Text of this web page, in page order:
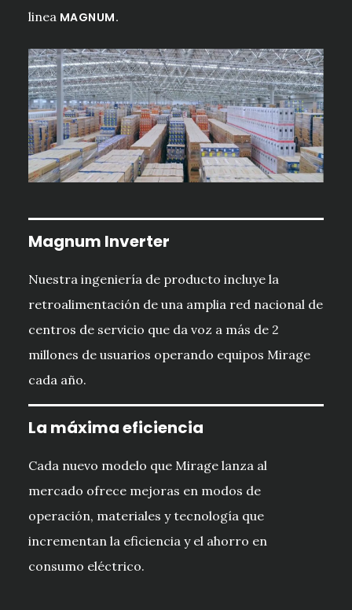
linea MAGNUM.
Magnum Inverter
Nuestra ingeniería de producto incluye la
retroalimentación de una amplia red nacional de
centros de servicio que da voz a más de 2
millones de usuarios operando equipos Mirage
cada año.
La máxima eficiencia
Cada nuevo modelo que Mirage lanza al
mercado ofrece mejoras en modos de
operación, materiales y tecnología que
incrementan la eficiencia y el ahorro en
consumo eléctrico.